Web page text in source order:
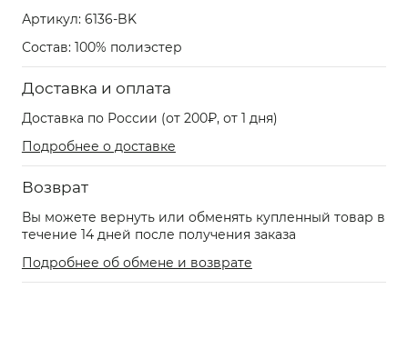
Артикул: 6136-BK
Состав: 100% полиэстер
Доставка и оплата
Доставка по России (от 200₽, от 1 дня)
Подробнее о доставке
Возврат
Вы можете вернуть или обменять купленный товар в
течение 14 дней после получения заказа
Подробнее об обмене и возврате